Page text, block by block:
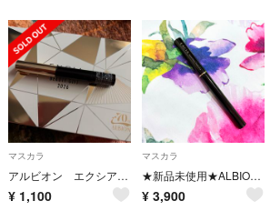
マスカラ
アルビオン エクシア マスカラ BK10
¥ 1,100
マスカラ
★新品未使用★ALBION★エクシア AL ラグジュリアス マスカラBR20
¥ 3,900